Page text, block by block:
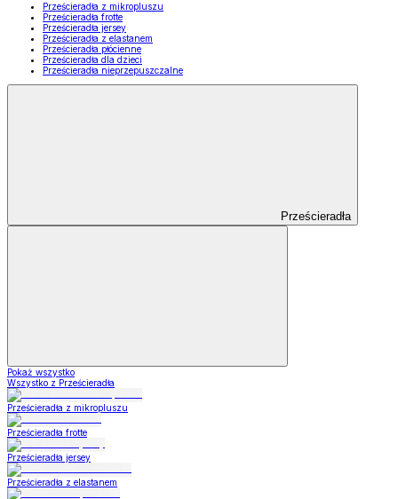
Prześcieradła z mikropluszu
Prześcieradła frotte
Prześcieradła jersey
Prześcieradła z elastanem
Prześcieradła płócienne
Prześcieradła dla dzieci
Prześcieradła nieprzepuszczalne
Prześcieradła
Pokaż wszystko
Wszystko z Prześcieradła
Prześcieradła z mikropluszu
Prześcieradła frotte
Prześcieradła jersey
Prześcieradła z elastanem